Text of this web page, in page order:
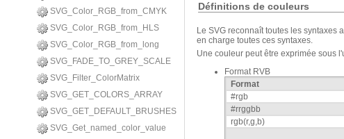
SVG_Color_RGB_from_CMYK
SVG_Color_RGB_from_HLS
SVG_Color_RGB_from_long
SVG_FADE_TO_GREY_SCALE
SVG_Filter_ColorMatrix
SVG_GET_COLORS_ARRAY
SVG_GET_DEFAULT_BRUSHES
SVG_Get_named_color_value
Définitions de couleurs
Le SVG reconnaît toutes les syntaxes
en charge toutes ces syntaxes.
Une couleur peut être exprimée sous
Format RVB
Format
#rgb
#rrggbb
rgb(r,g,b)